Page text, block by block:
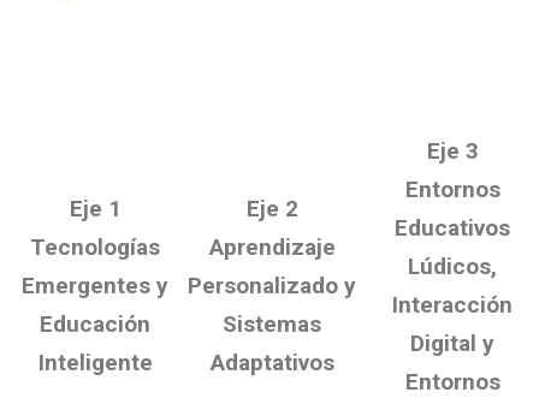
Eje 1
Tecnologías
Emergentes y
Educación
Inteligente
Eje 2
Aprendizaje
Personalizado y
Sistemas
Adaptativos
Eje 3
Entornos
Educativos
Lúdicos,
Interacción
Digital y
Entornos